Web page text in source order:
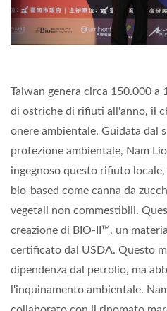
Taiwan genera circa 150.000 a
di ostriche di rifiuti all'anno, il
onere ambientale. Guidata dal
protezione ambientale, Nam
ingegnoso questo rifiuto
bio-based come canna da
vegetali non commestibili.
creazione di BIO-II™, un
certificato dal USDA. Questo
dipendenza dal petrolio, ma
l'inquinamento ambientale.